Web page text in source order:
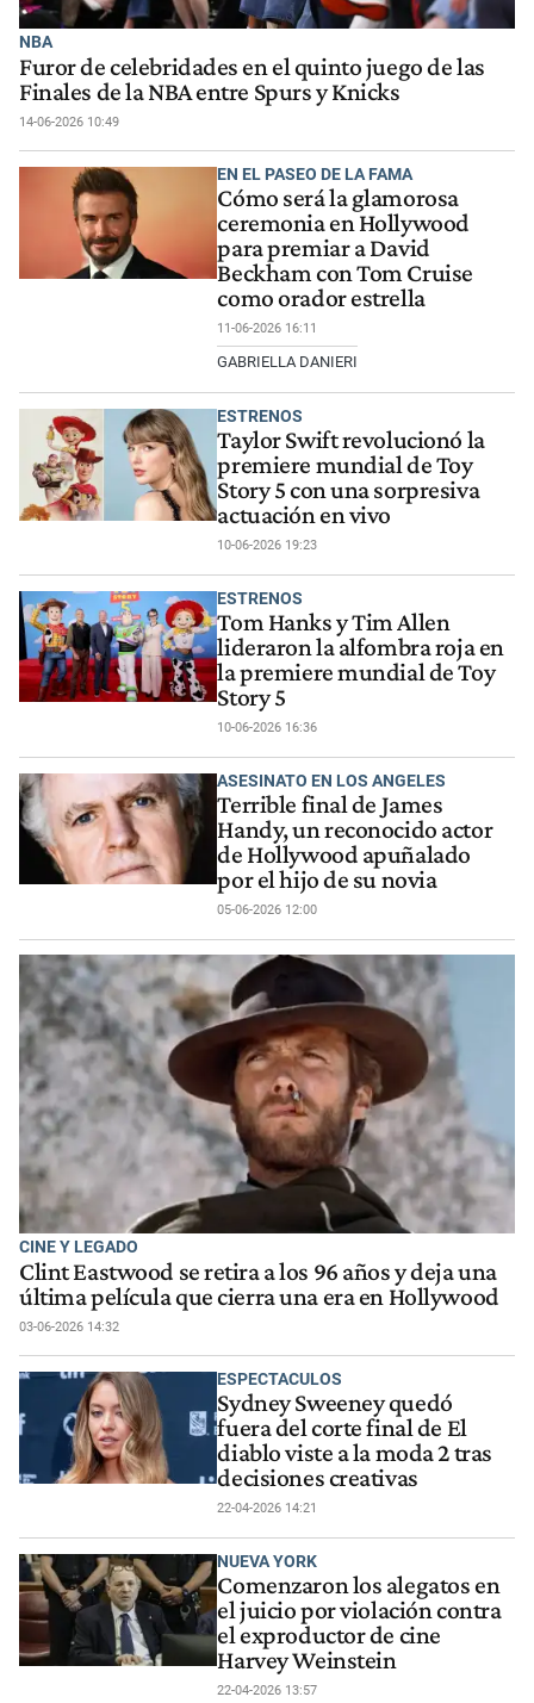
NBA
Furor de celebridades en el quinto juego de las
Finales de la NBA entre Spurs y Knicks
14-06-2026 10:49
EN EL PASEO DE LA FAMA
Cómo será la glamorosa
ceremonia en Hollywood
para premiar a David
Beckham con Tom Cruise
como orador estrella
11-06-2026 16:11
GABRIELLA DANIERI
ESTRENOS
Taylor Swift revolucionó la
premiere mundial de Toy
Story 5 con una sorpresiva
actuación en vivo
10-06-2026 19:23
ESTRENOS
Tom Hanks y Tim Allen
lideraron la alfombra roja en
la premiere mundial de Toy
Story 5
10-06-2026 16:36
ASESINATO EN LOS ANGELES
Terrible final de James
Handy, un reconocido actor
de Hollywood apuñalado
por el hijo de su novia
05-06-2026 12:00
CINE Y LEGADO
Clint Eastwood se retira a los 96 años y deja una
última película que cierra una era en Hollywood
03-06-2026 14:32
ESPECTACULOS
Sydney Sweeney quedó
fuera del corte final de El
diablo viste a la moda 2 tras
decisiones creativas
22-04-2026 14:21
NUEVA YORK
Comenzaron los alegatos en
el juicio por violación contra
el exproductor de cine
Harvey Weinstein
22-04-2026 13:57